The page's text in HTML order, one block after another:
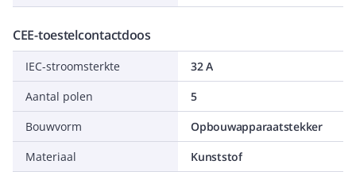
CEE-toestelcontactdoos
IEC-stroomsterkte
32 A
Aantal polen
5
Bouwvorm
Opbouwapparaatstekker
Materiaal
Kunststof